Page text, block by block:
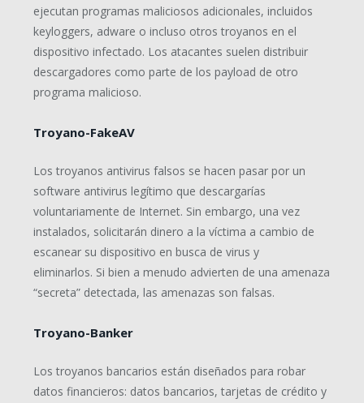
ejecutan programas maliciosos adicionales, incluidos
keyloggers, adware o incluso otros troyanos en el
dispositivo infectado. Los atacantes suelen distribuir
descargadores como parte de los payload de otro
programa malicioso.
Troyano-FakeAV
Los troyanos antivirus falsos se hacen pasar por un
software antivirus legítimo que descargarías
voluntariamente de Internet. Sin embargo, una vez
instalados, solicitarán dinero a la víctima a cambio de
escanear su dispositivo en busca de virus y
eliminarlos. Si bien a menudo advierten de una amenaza
“secreta” detectada, las amenazas son falsas.
Troyano-Banker
Los troyanos bancarios están diseñados para robar
datos financieros: datos bancarios, tarjetas de crédito y